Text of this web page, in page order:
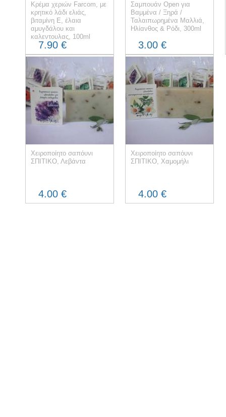
Κρέμα χεριών Farcom, με
κρητικό λάδι ελιάς,
βιταμίνη Ε, έλαια
αμυγδάλου και
καλεντουλας, 100ml
7.90 €
Σαμπουάν Open για
Βαμμένα / Ξηρά /
Ταλαιπωρημένα Μαλλιά,
Ηλίανθος & Ρόδι, 300ml
3.00 €
Χειροποίητο σαπόυνι
ΣΠΙΤΙΚΟ, Λεβάντα
4.00 €
Χειροποίητο σαπόυνι
ΣΠΙΤΙΚΟ, Χαμομήλι
4.00 €